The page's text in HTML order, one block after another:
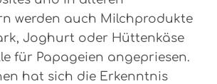
werden auch Milchprodukte
Joghurt oder Hüttenkäse
für Papageien angepriesen.
hat sich die Erkenntnis